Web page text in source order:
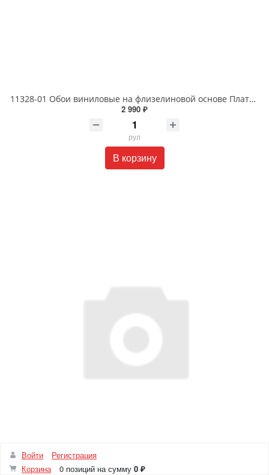
11328-01 Обои виниловые на флизелиновой основе Платинум 1.06 X 10м
2 990 ₽
рул
В корзину
Войти
Регистрация
Корзина
0 позиций на сумму 0 ₽